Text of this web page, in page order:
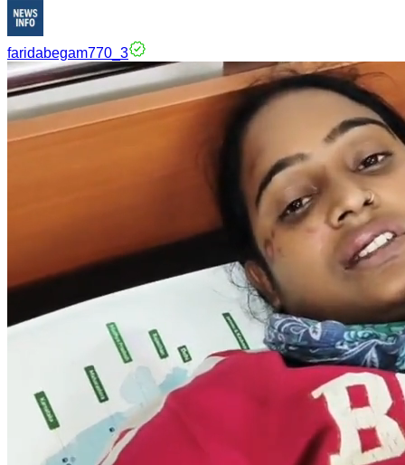
faridabegam770_3